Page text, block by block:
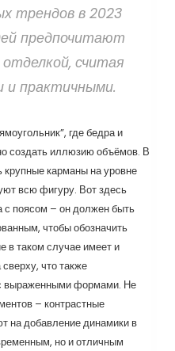
трендов в 2023
предпочитают
считая
и практичными.
где бедра и
создать иллюзию объёмов. В
карманы на уровне
всю фигуру. Вот здесь
с поясом – он должен быть
чтобы обозначить
в таком случае имеет и
что также
выраженными формами. Не
– контрастные
на добавление динамики в
но и отличным